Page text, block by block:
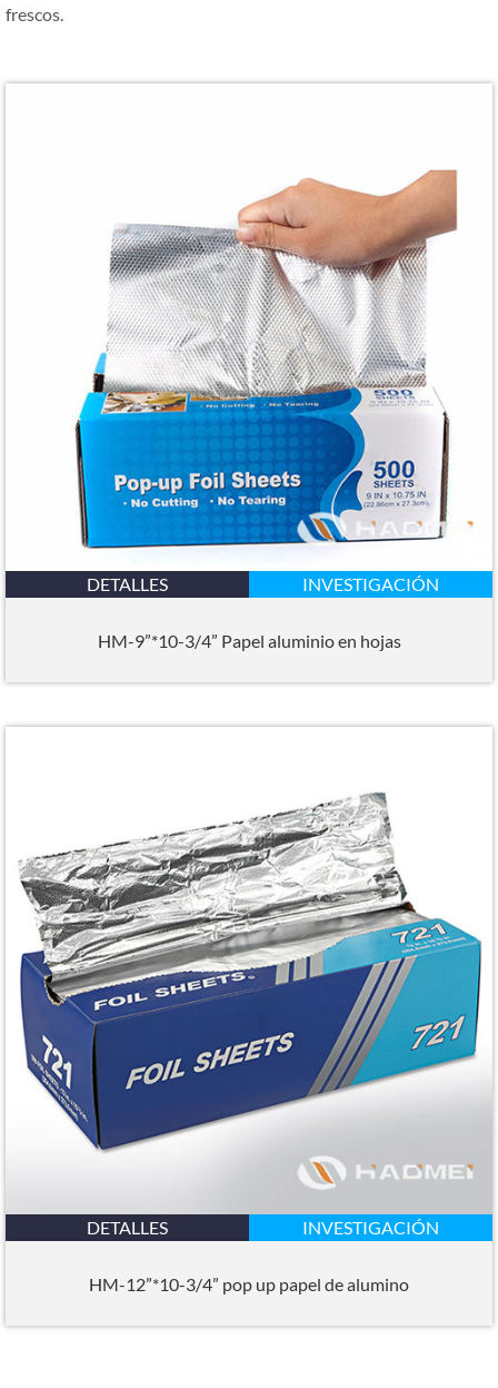
frescos.
DETALLES INVESTIGACIÓN
HM-9”*10-3/4” Papel aluminio en hojas
DETALLES INVESTIGACIÓN
HM-12”*10-3/4” pop up papel de alumino